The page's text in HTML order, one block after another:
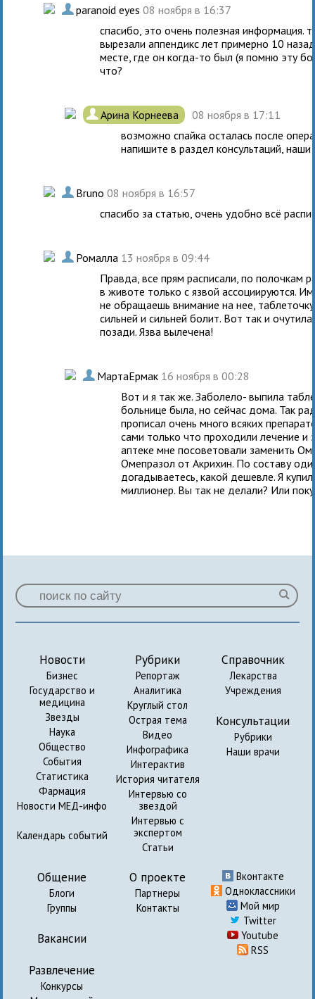
. paranoid eyes08 ноября в 16:37
спасибо, это очень полезная информация.
вырезали аппендикс лет примерно 10
месте, где он когда-то был (я помню эту
что?
. Арина Корнеева
08 ноября в 17:11
возможно спайка осталась после
напишите в раздел консультаций,
. Bruno08 ноября в 16:57
спасибо за статью, очень удобно всё
. Ромалла 13 ноября в 09:44
Правда, все прям расписали, по полочкам
в животе только с язвой ассоциируются.
не обращаешь внимание на нее,
сильней и сильней болит. Вот так и
позади. Язва вылечена!
. МартаЕрмак 16 ноября в 00:28
Вот и я так же. Заболело- выпила
больнице была, но сейчас дома. Так
прописал очень много всяких
сами только что проходили лечение и
аптеке мне посоветовали заменить
Омепразол от Акрихин. По составу
догадываетесь, какой дешевле. Я
миллионер. Вы так не делали? Или
Новости
Бизнес
Государство и
медицина
Звезды
Наука
Общество
События
Статистика
Фармация
Новости МЕД-инфо
Календарь событий
Рубрики
Репортаж
Аналитика
Круглый стол
Острая тема
Видео
Инфографика
Интерактив
История читателя
Интервью со
звездой
Интервью с
экспертом
Статьи
Справочник
Лекарства
Учреждения
Консультации
Рубрики
Наши врачи
Общение
Блоги
Группы
Вакансии
Развлечение
Конкурсы
О проекте
Партнеры
Контакты
Вконтакте
Одноклассники
Мой мир
Twitter
Youtube
RSS